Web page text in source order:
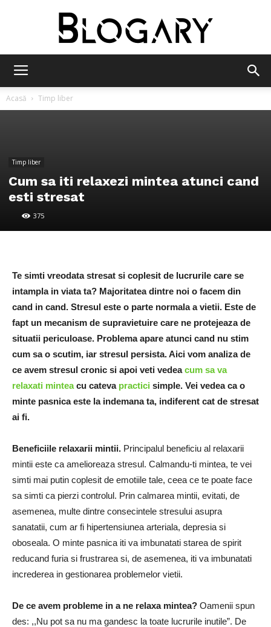
Acasă Timp liber
Timp liber
Cum sa iti relaxezi mintea atunci cand
esti stresat
375
Te simti vreodata stresat si coplesit de lucrurile care se
intampla in viata ta? Majoritatea dintre noi o facem din
cand in cand. Stresul este o parte normala a vietii. Este de
fapt un mecanism de supravietuire care ne protejeaza de
situatii periculoase. Problema apare atunci cand nu stim
cum sa o scutim, iar stresul persista. Aici vom analiza de
ce avem stresul cronic si apoi veti vedeacum sa va
relaxati minteacu cateva practici simple. Vei vedea ca o
minte pasnica este la indemana ta, indiferent cat de stresat
ai fi.
Beneficiile relaxarii mintii. Principalul beneficiu al relaxarii
mintii este ca amelioreaza stresul. Calmandu-ti mintea, te vei
simti mai putin coplesit de emotiile tale, ceea ce te poate face
sa simti ca pierzi controlul. Prin calmarea mintii, evitati, de
asemenea, multe dintre consecintele stresului asupra
sanatatii, cum ar fi hipertensiunea arteriala, depresia si
oboseala. O minte pasnica iti va imbunatati starea de spirit
reducand furia si frustrarea si, de asemenea, iti va imbunatati
increderea in gestionarea problemelor vietii.
De ce avem probleme in a ne relaxa mintea? Oamenii spun
des: ,,Nu pot sa nu ma gandesc la toate lucrurile inutile”. De